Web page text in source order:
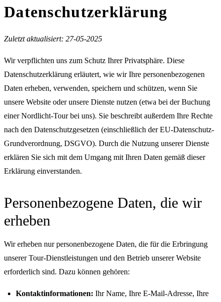
Datenschutzerklärung
Zuletzt aktualisiert: 27-05-2025
Wir verpflichten uns zum Schutz Ihrer Privatsphäre. Diese
Datenschutzerklärung erläutert, wie wir Ihre personenbezogenen
Daten erheben, verwenden, speichern und schützen, wenn Sie
unsere Website oder unsere Dienste nutzen (etwa bei der Buchung
einer Nordlicht-Tour bei uns). Sie beschreibt außerdem Ihre Rechte
nach den Datenschutzgesetzen (einschließlich der EU-Datenschutz-
Grundverordnung, DSGVO). Durch die Nutzung unserer Dienste
erklären Sie sich mit dem Umgang mit Ihren Daten gemäß dieser
Erklärung einverstanden.
Personenbezogene Daten, die wir
erheben
Wir erheben nur personenbezogene Daten, die für die Erbringung
unserer Tour-Dienstleistungen und den Betrieb unserer Website
erforderlich sind. Dazu können gehören:
Kontaktinformationen: Ihr Name, Ihre E-Mail-Adresse, Ihre